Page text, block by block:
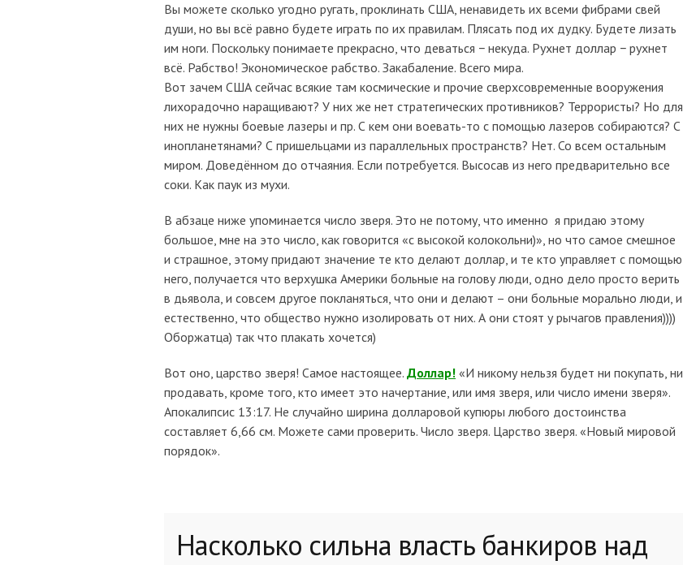
Вы можете сколько угодно ругать, проклинать США, ненавидеть их всеми фибрами свей
души, но вы всё равно будете играть по их правилам. Плясать под их дудку. Будете лизать
им ноги. Поскольку понимаете прекрасно, что деваться − некуда. Рухнет доллар − рухнет
всё. Рабство! Экономическое рабство. Закабаление. Всего мира.
Вот зачем США сейчас всякие там космические и прочие сверхсовременные вооружения
лихорадочно наращивают? У них же нет стратегических противников? Террористы? Но для
них не нужны боевые лазеры и пр. С кем они воевать-то с помощью лазеров собираются? С
инопланетянами? С пришельцами из параллельных пространств? Нет. Со всем остальным
миром. Доведённом до отчаяния. Если потребуется. Высосав из него предварительно все
соки. Как паук из мухи.
В абзаце ниже упоминается число зверя. Это не потому, что именно я придаю этому
большое, мне на это число, как говорится «с высокой колокольни)», но что самое смешное
и страшное, этому придают значение те кто делают доллар, и те кто управляет с помощью
него, получается что верхушка Америки больные на голову люди, одно дело просто верить
в дьявола, и совсем другое покланяться, что они и делают – они больные морально люди, и
естественно, что общество нужно изолировать от них. А они стоят у рычагов правления))))
Оборжатца) так что плакать хочется)
Вот оно, царство зверя! Самое настоящее. Доллар! «И никому нельзя будет ни покупать, ни
продавать, кроме того, кто имеет это начертание, или имя зверя, или число имени зверя».
Апокалипсис 13:17. Не случайно ширина долларовой купюры любого достоинства
составляет 6,66 см. Можете сами проверить. Число зверя. Царство зверя. «Новый мировой
порядок».
Насколько сильна власть банкиров над